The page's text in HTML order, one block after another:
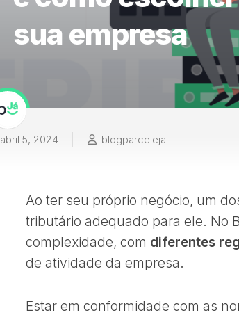
sua empresa
abril 5, 2024 blogparceleja
Ao ter seu próprio negócio, um
tributário adequado para ele. No
complexidade, com diferentes
de atividade da empresa.
Estar em conformidade com as